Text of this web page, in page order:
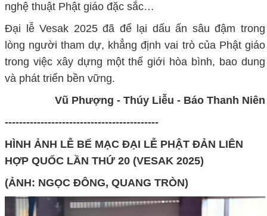
nghệ thuật Phật giáo đặc sắc…
Đại lễ Vesak 2025 đã để lại dấu ấn sâu đậm trong
lòng người tham dự, khẳng định vai trò của Phật giáo
trong việc xây dựng một thế giới hòa bình, bao dung
và phát triển bền vững.
Vũ Phượng - Thúy Liễu - Báo Thanh Niên
-------------------------------------------
HÌNH ẢNH LỄ BẾ MẠC ĐẠI LỄ PHẬT ĐẢN LIÊN
HỢP QUỐC LẦN THỨ 20 (VESAK 2025)
(ẢNH: NGỌC ĐÔNG, QUANG TRÒN)